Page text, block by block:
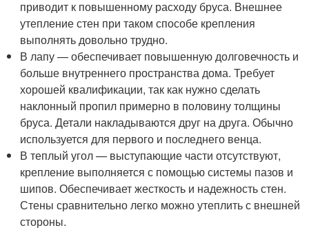
приводит к повышенному расходу бруса. Внешнее
утепление стен при таком способе крепления
выполнять довольно трудно.
В лапу — обеспечивает повышенную долговечность и
больше внутреннего пространства дома. Требует
хорошей квалификации, так как нужно сделать
наклонный пропил примерно в половину толщины
бруса. Детали накладываются друг на друга. Обычно
используется для первого и последнего венца.
В теплый угол — выступающие части отсутствуют,
крепление выполняется с помощью системы пазов и
шипов. Обеспечивает жесткость и надежность стен.
Стены сравнительно легко можно утеплить с внешней
стороны.